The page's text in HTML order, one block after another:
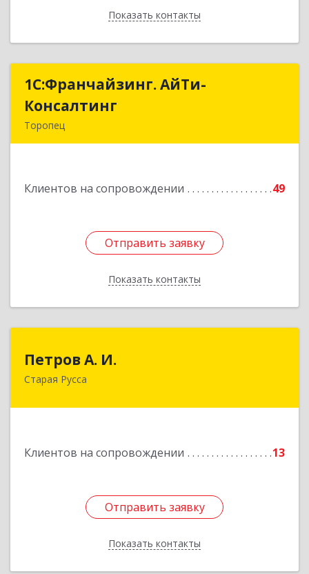
Показать контакты
Назад
1С:Франчайзинг. АйТи-
Консалтинг
Торопец
Клиентов на сопровождении 49
Отправить заявку
Показать контакты
1С:Франчайзинг. АйТи-
Подробнее
Отправить заявку
Назад
Петров А. И.
Старая Русса
Клиентов на сопровождении 13
Отправить заявку
Показать контакты
Отправить заявку
Назад